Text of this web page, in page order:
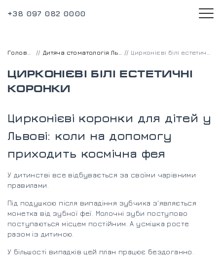
+38 097 082 0000
Дитяча стоматологія Львів Цирконієві білі естетичні коронки
ЦИРКОНІЄВІ БІЛІ ЕСТЕТИЧНІ
КОРОНКИ
Цирконієві коронки для дітей у
Львові: коли на допомогу
приходить космічна фея
У дитинстві все відбувається за своїми чарівними
правилами.
Під подушкою після випадіння зубчика з'являється
монетка від зубної феї. Молочні зуби поступово
поступаються місцем постійним. А усмішка росте
разом із дитиною.
У більшості випадків цей план працює бездоганно.